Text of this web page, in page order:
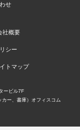
せ
社概要
シー
トマップ
ービル7F
ー、書庫）オフィスコム